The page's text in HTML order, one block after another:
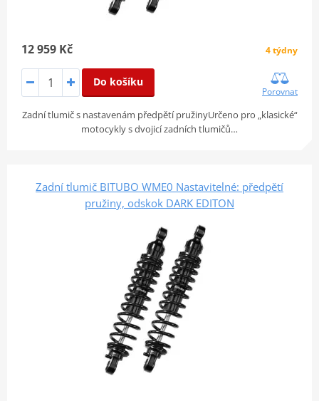
12 959 Kč 4 týdny
Do košíku
Porovnat
Zadní tlumič s nastavenám předpětí pružinyUrčeno pro „klasické“
motocykly s dvojicí zadních tlumičů…
Zadní tlumič BITUBO WME0 Nastavitelné: předpětí
pružiny, odskok DARK EDITON